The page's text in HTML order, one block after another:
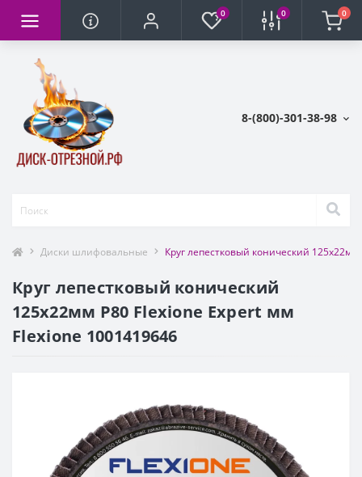
0 0 0
8-(800)-301-38-98
Диски шлифовальные Круг лепестковый конический
Круг лепестковый конический
125х22мм Р80 Flexiоne Expert мм
Flexione 1001419646